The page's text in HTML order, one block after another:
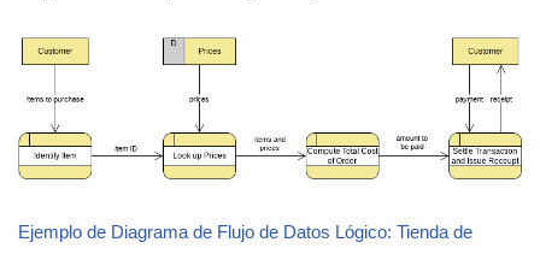
Ejemplo de Diagrama de Flujo de Datos Lógico: Tienda de